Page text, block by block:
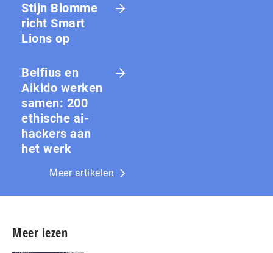
Stijn Blomme
richt Smart
Lions op
Belfius en
Aikido werken
samen: 200
ethische ai-
hackers aan
het werk
Meer artikelen
Meer lezen